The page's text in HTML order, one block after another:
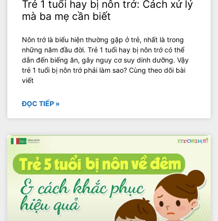
Trẻ 1 tuổi hay bị nôn trớ: Cách xử lý
mà ba mẹ cần biết
Nôn trớ là biểu hiện thường gặp ở trẻ, nhất là trong
những năm đầu đời. Trẻ 1 tuổi hay bị nôn trớ có thể
dẫn đến biếng ăn, gây nguy cơ suy dinh dưỡng. Vậy
trẻ 1 tuổi bị nôn trớ phải làm sao? Cùng theo dõi bài
viết
ĐỌC TIẾP »